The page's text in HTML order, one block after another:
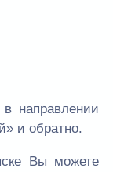
направлении
и обратно.
Вы можете